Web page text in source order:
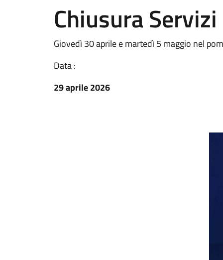
Chiusura
Giovedì 30 aprile e martedì 5 maggio nel
Data :
29 aprile 2026